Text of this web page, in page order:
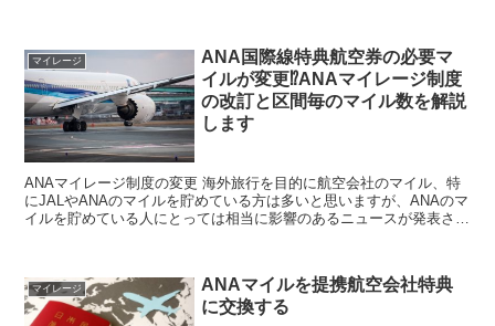
マイレージ
ANA国際線特典航空券の必要マ
イルが変更⁉ANAマイレージ制度
の改訂と区間毎のマイル数を解説
します
ANAマイレージ制度の変更 海外旅行を目的に航空会社のマイル、特
にJALやANAのマイルを貯めている方は多いと思いますが、ANAのマ
イルを貯めている人にとっては相当に影響のあるニュースが発表され
マイレージ
ANAマイルを提携航空会社特典
に交換する